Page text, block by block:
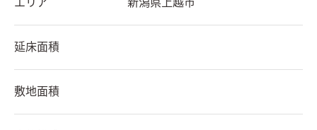
エリア 新潟県上越市
延床面積
敷地面積